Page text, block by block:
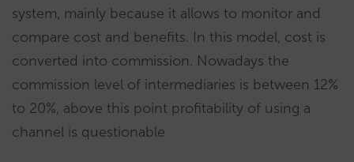
system, mainly because it allows to monitor and
compare cost and benefits. In this model, cost is
converted into commission. Nowadays the
commission level of intermediaries is between 12%
to 20%, above this point profitability of using a
channel is questionable